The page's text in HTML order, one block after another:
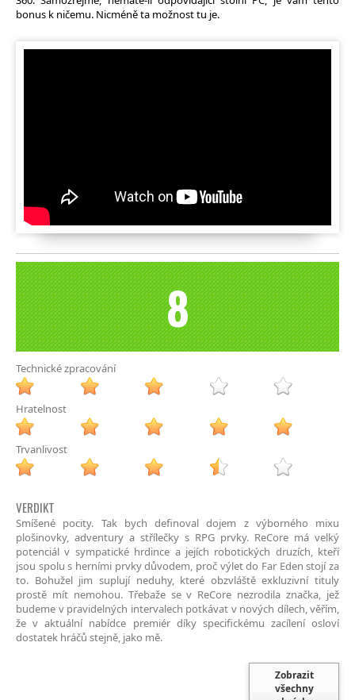
bonus k ničemu. Nicméně ta možnost tu je.
8
Technické zpracování
Hratelnost
Trvanlivost
VERDIKT
Smíšené pocity. Tak bych definoval dojem z výborného mixu
plošinovky, adventury a střílečky s RPG prvky. ReCore má velký
potenciál v sympatické hrdince a jejích robotických druzích, kteří
jsou spolu s herními prvky důvodem, proč výlet do Far Eden stojí za
to. Bohužel jim suplují neduhy, které obzvláště exkluzivní tituly
prostě mít nemohou. Třebaže se v ReCore nezrodila značka, jež
budeme v pravidelných intervalech potkávat v nových dílech, věřím,
že v aktuální nabídce premiér díky specifickému zacílení osloví
dostatek hráčů stejně, jako mě.
Zobrazit
všechny